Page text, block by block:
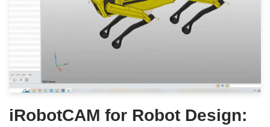
iRobotCAM for Robot Design: